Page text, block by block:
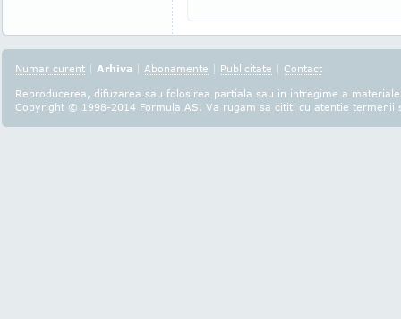
Numar curent | Arhiva | Abonamente | Publicitate | Contact
Reproducerea, difuzarea sau folosirea partiala sau in intregime a
Copyright © 1998-2014 Formula AS. Va rugam sa cititi cu atentie termenii